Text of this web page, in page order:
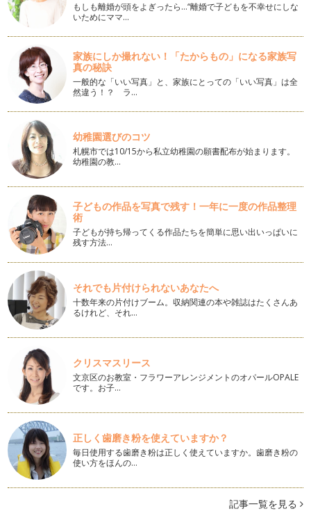
混ぜて焼くだけなのに本格的なおやつ！
涼しくなるとちょっと濃厚なお菓子が食べたくなりますよね。
&…
材料は3つだけ！簡単たまごボーロの作り方
秋の気配が感じられだいぶ過ごしやすくなってきました。 …
オーブンいらず！5分で出来る簡単おやつ♪
暑い日が続くとキッチンに立つのも &n…
簡単！美味しい！バタークッキーの作り方。
お菓子作りは面倒だと思われる方も多いので …
もしも離婚が頭をよぎったら…“離婚で子どもを不幸せにしな
いためにママ…
家族にしか撮れない！「たからもの」になる家族写
真の秘訣
一般的な「いい写真」と、家族にとっての「いい写真」は全
然違う！？ ラ…
幼稚園選びのコツ
札幌市では10/15から私立幼稚園の願書配布が始まります。
幼稚園の教…
子どもの作品を写真で残す！一年に一度の作品整理
術
子どもが持ち帰ってくる作品たちを簡単に思い出いっぱいに
残す方法…
それでも片付けられないあなたへ
十数年来の片付けブーム。収納関連の本や雑誌はたくさんあ
るけれど、それ…
クリスマスリース
文京区のお教室・フラワーアレンジメントのオパールOPALE
です。お子…
正しく歯磨き粉を使えていますか？
毎日使用する歯磨き粉は正しく使えていますか。歯磨き粉の
使い方をほんの…
記事一覧を見る